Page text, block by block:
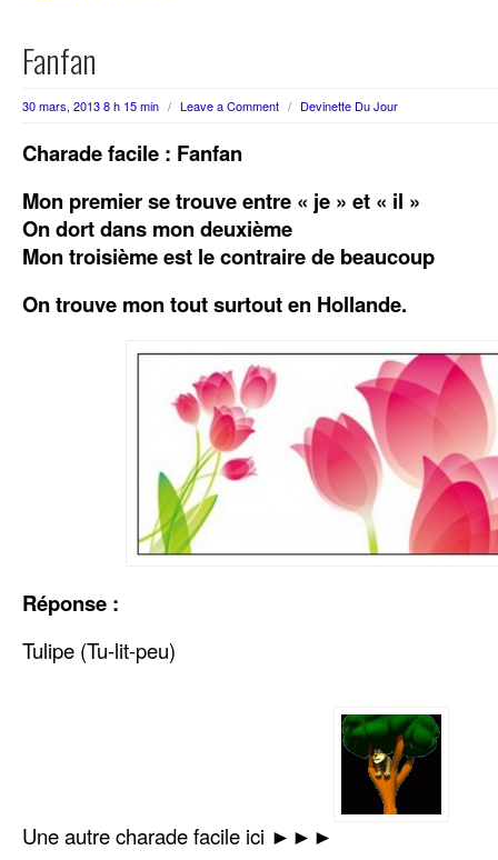
Fanfan
30 mars, 2013 8 h 15 min / Leave a Comment / Devinette Du Jour
Charade facile : Fanfan
Mon premier se trouve entre « je » et « il »
On dort dans mon deuxième
Mon troisième est le contraire de beaucoup
On trouve mon tout surtout en Hollande.
Réponse :
Tulipe (Tu-lit-peu)
Une autre charade facile ici ►►►